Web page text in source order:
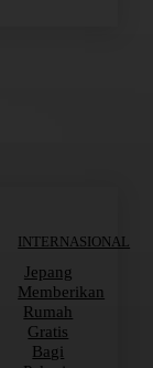
INTERNASIONAL
Jepang
Memberikan
Rumah
Gratis
Bagi